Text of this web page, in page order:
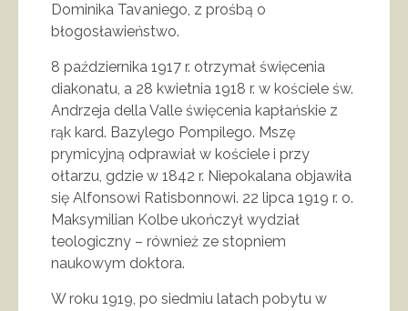
Dominika Tavaniego, z prośbą o
błogosławieństwo.
8 października 1917 r. otrzymał święcenia
diakonatu, a 28 kwietnia 1918 r. w kościele św.
Andrzeja della Valle święcenia kapłańskie z
rąk kard. Bazylego Pompilego. Mszę
prymicyjną odprawiał w kościele i przy
ołtarzu, gdzie w 1842 r. Niepokalana objawiła
się Alfonsowi Ratisbonnowi. 22 lipca 1919 r. o.
Maksymilian Kolbe ukończył wydział
teologiczny – również ze stopniem
naukowym doktora.
W roku 1919, po siedmiu latach pobytu w